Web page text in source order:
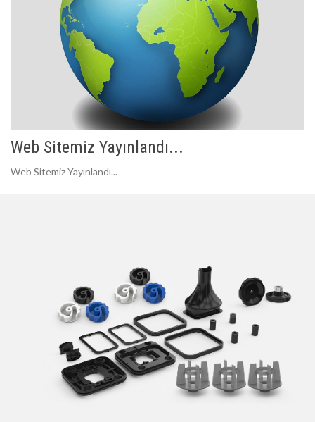
Web Sitemiz Yayınlandı...
Web Sitemiz Yayınlandı...